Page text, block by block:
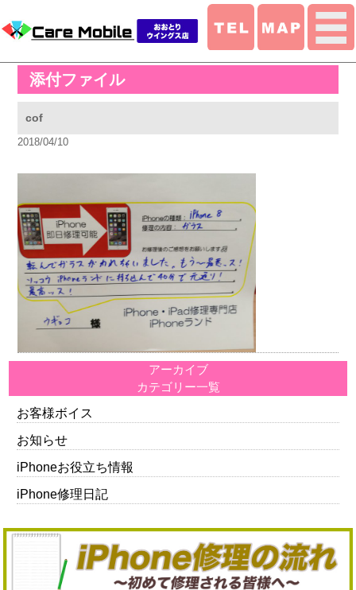
添付ファイル
cof
2018/04/10
アーカイブ
カテゴリー一覧
お客様ボイス
お知らせ
iPhoneお役立ち情報
iPhone修理日記